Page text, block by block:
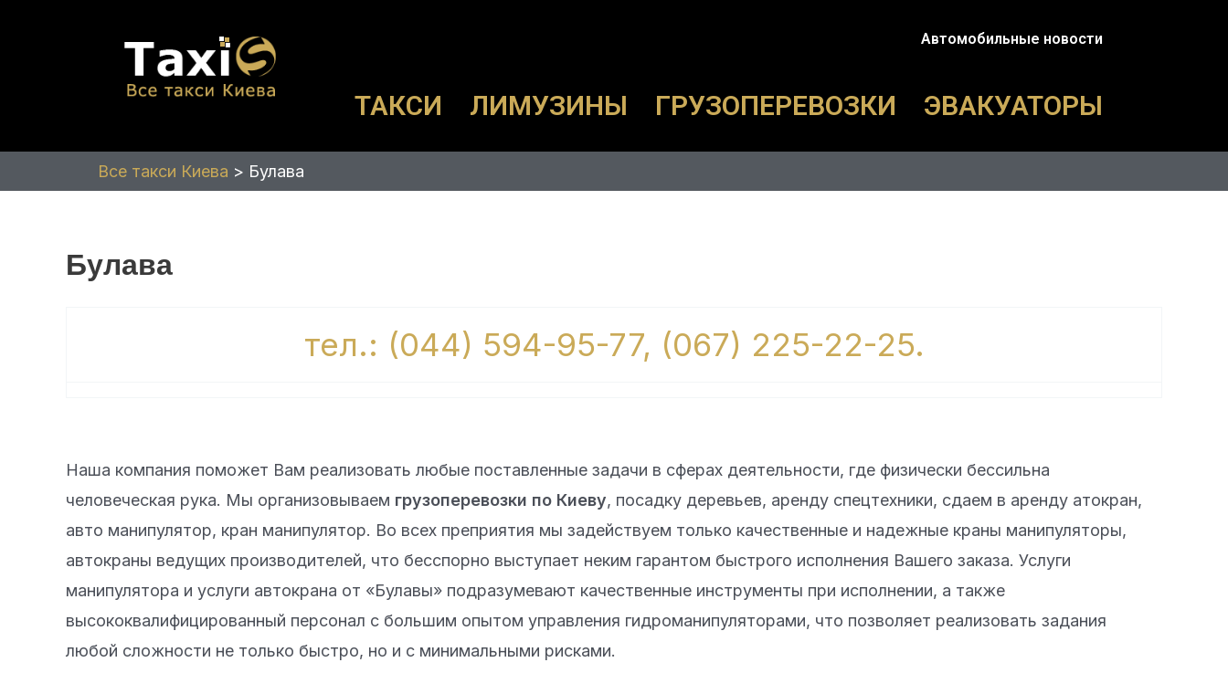
Автомобильные новости
ТАКСИ ЛИМУЗИНЫ ГРУЗОПЕРЕВОЗКИ ЭВАКУАТОРЫ
Все такси Киева > Булава
Булава
тел.: (044) 594-95-77, (067) 225-22-25.
Наша компания поможет Вам реализовать любые поставленные задачи в сферах деятельности, где физически бессильна
человеческая рука. Мы организовываем грузоперевозки по Киеву, посадку деревьев, аренду спецтехники, сдаем в аренду атокран,
авто манипулятор, кран манипулятор. Во всех преприятия мы задействуем только качественные и надежные краны манипуляторы,
автокраны ведущих производителей, что бесспорно выступает неким гарантом быстрого исполнения Вашего заказа. Услуги
манипулятора и услуги автокрана от «Булавы» подразумевают качественные инструменты при исполнении, а также
высококвалифицированный персонал с большим опытом управления гидроманипуляторами, что позволяет реализовать задания
любой сложности не только быстро, но и с минимальными рисками.